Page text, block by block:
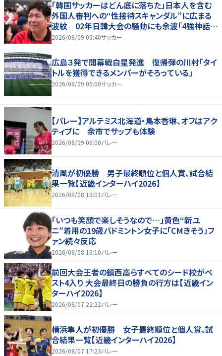
「韓国サッカーはどん底に落ちた」日本人を含む
外国人審判への“性接待スキャンダル”に広まる
波紋 02年日韓大会の騒動にも余波「4強神話も
疑われる」
2026/08/09 05:40サッカー
広島３発で開幕戦白星発進 復帰弾の川村「タイ
トルを獲得できるメンバーがそろっている」
2026/08/09 05:00サッカー
【バレー】アルテミス北海道・鳥本香琳、オフはアク
ティブに 余市でサップも体験
2026/08/09 06:00バレー
清風が初優勝 男子最終順位と個人賞、試合結
果一覧【近畿インターハイ2026】
2026/08/08 18:01 バレー
「いつも笑顔で楽しそうなので…」黄色“新ユ
ニ”着用の19歳バドミントン女子に「CMきそう」フ
ァン続々反応
2026/08/08 16:10バレー
前回大会王者の鎮西高らすべてのシード校がベ
スト4入り 大会最終日の勝負の行方は【近畿イン
ターハイ2026】
2026/08/07 22:22バレー
横浜隼人が初優勝 女子最終順位と個人賞、試
合結果一覧【近畿インターハイ2026】
2026/08/07 17:23バレー